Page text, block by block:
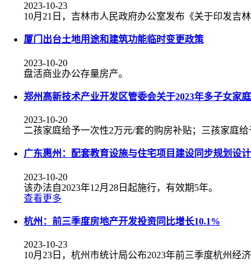
2023-10-23
10月21日，吉林市人民政府办公室发布《关于印发吉
厦门出台土地用途和建筑功能临时变更政策
2023-10-20
盘活商业办公存量房产。
郑州高新技术产业开发区管委会关于2023年多子女家
2023-10-20
二孩家庭给予一次性2万元/套的购房补贴；三孩家庭给
广东惠州：配套教育设施与住宅项目建设同步规划设
2023-10-20
该办法自2023年12月28日起施行，有效期5年。
查看更多
杭州：前三季度房地产开发投资同比增长10.1%
2023-10-23
10月23日，杭州市统计局公布2023年前三季度杭州经济